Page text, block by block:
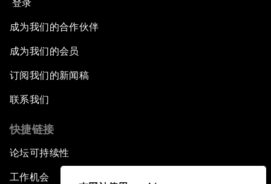
登录
成为我们的合作伙伴
成为我们的会员
订阅我们的新闻稿
联系我们
快捷链接
论坛可持续性
工作机会